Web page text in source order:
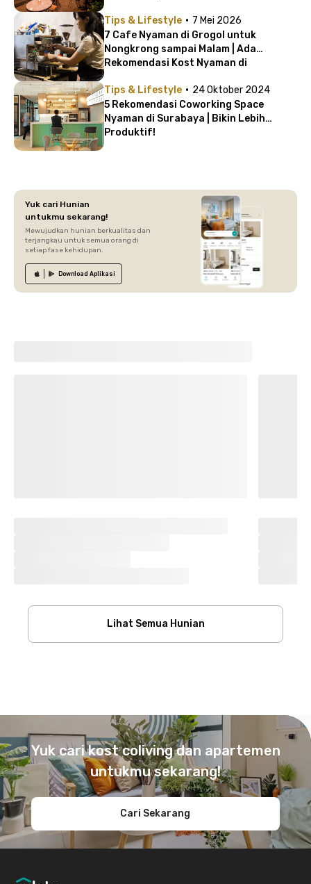
Tips & Lifestyle · 7 Mei 2026
7 Cafe Nyaman di Grogol untuk
Nongkrong sampai Malam | Ada
Rekomendasi Kost Nyaman di
Tips & Lifestyle · 24 Oktober 2024
5 Rekomendasi Coworking Space
Nyaman di Surabaya | Bikin Lebih
Produktif!
Yuk cari Hunian
untukmu sekarang!
Mewujudkan hunian berkualitas dan
terjangkau untuk semua orang di
setiap fase kehidupan.
Download Aplikasi
Lihat Semua Hunian
Yuk cari kost coliving dan apartemen
untukmu sekarang!
Cari Sekarang